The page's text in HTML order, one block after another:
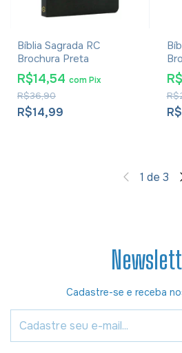
Bíblia Sagrada RC
Brochura Preta
R$14,99
R$36,90
R$14,54 comPix
1 de 3
Cadastre-se e receba